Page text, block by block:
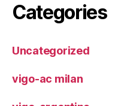
Categories
Uncategorized
vigo-ac milan